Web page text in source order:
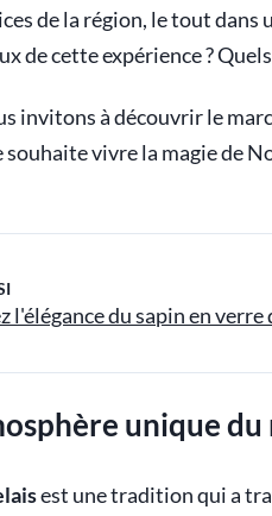
de la région, le tout
de cette expérience ?
invitons à découvrir le
vivre la magie de
l'élégance du sapin en verre
unique
est une tradition qui a